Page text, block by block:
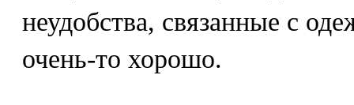
неудобства, связанные с
очень-то хорошо.